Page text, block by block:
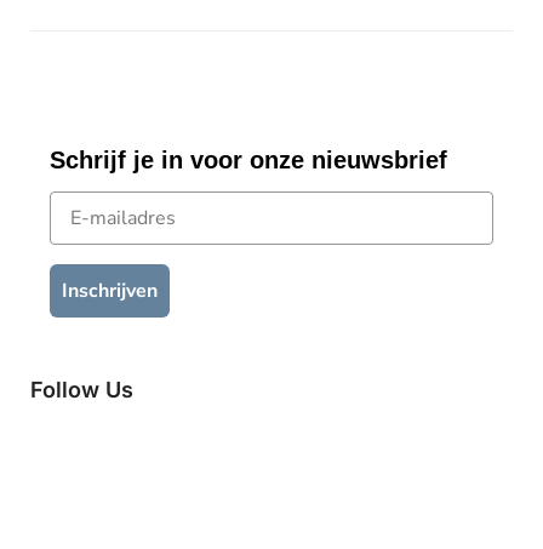
Schrijf je in voor onze nieuwsbrief
E-mailadres
Inschrijven
Follow Us